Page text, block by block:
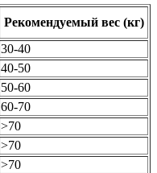
Рекомендуемый вес (кг)
30-40
40-50
50-60
60-70
>70
>70
>70